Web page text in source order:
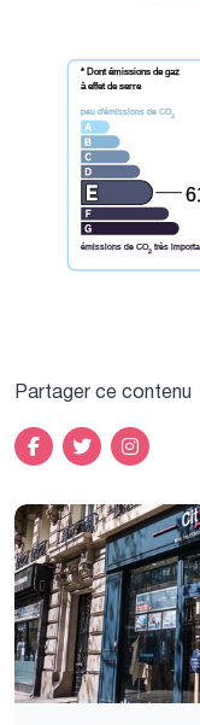
* Dont émissions de gaz
à effet de serre
peu d'émissions de CO2
émissions de CO2très
Partager ce contenu